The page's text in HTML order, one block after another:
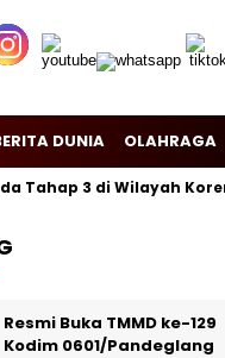
DUNIA OLAHRAGA
3 di Wilayah Korem
Resmi Buka TMMD ke-129
Kodim 0601/Pandeglang